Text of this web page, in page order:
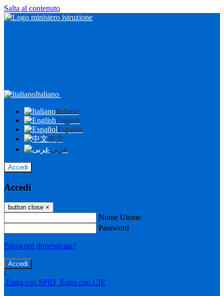
Salta al contenuto
Italiano
Italiano
English
Español
中文
عربى
Accedi
Accedi
button close ×
Nome Utente
Password
Password dimenticata?
-
Entra con SPID Entra con CIE